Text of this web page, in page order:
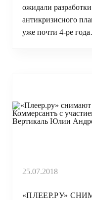
ожидали
антикризисного
уже почти 4-ре
25.07.2018
«ПЛЕЕР.РУ»